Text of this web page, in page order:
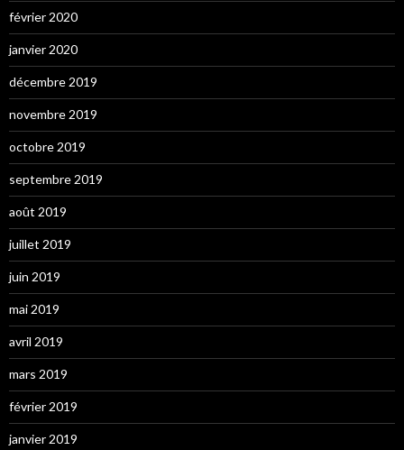
février 2020
janvier 2020
décembre 2019
novembre 2019
octobre 2019
septembre 2019
août 2019
juillet 2019
juin 2019
mai 2019
avril 2019
mars 2019
février 2019
janvier 2019